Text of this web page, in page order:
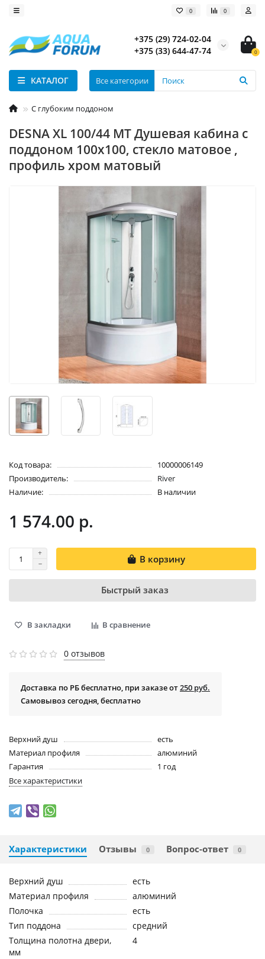
0 0
+375 (29) 724-02-04
+375 (33) 644-47-74
0
КАТАЛОГ Все категории
С глубоким поддоном
DESNA XL 100/44 MT Душевая кабина с
поддоном 100х100, стекло матовое ,
профиль хром матовый
Код товара:
10000006149
Производитель:
River
Наличие:
В наличии
1 574.00 р.
В корзину
Быстрый заказ
В закладки В сравнение
0 отзывов
Доставка по РБ бесплатно, при заказе от250 руб.
Самовывоз сегодня, бесплатно
Верхний душ
есть
Материал профиля
алюминий
Гарантия
1 год
Все характеристики
Характеристики Отзывы 0 Вопрос-ответ 0
Верхний душ
есть
Материал профиля
алюминий
Полочка
есть
Тип поддона
средний
Толщина полотна двери,
мм
4